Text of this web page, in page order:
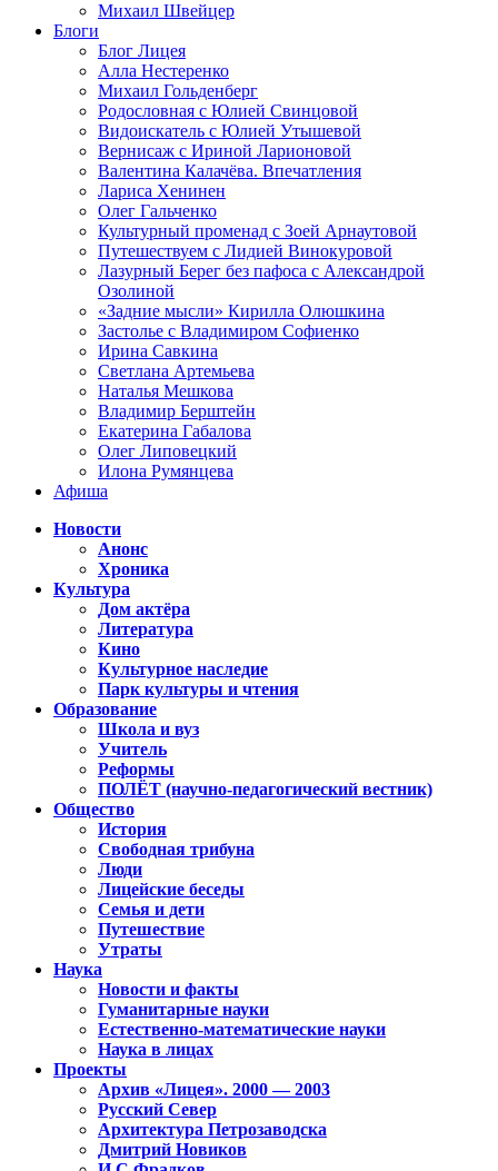
Михаил Швейцер
Блоги
Блог Лицея
Алла Нестеренко
Михаил Гольденберг
Родословная с Юлией Свинцовой
Видоискатель с Юлией Утышевой
Вернисаж с Ириной Ларионовой
Валентина Калачёва. Впечатления
Лариса Хенинен
Олег Гальченко
Культурный променад с Зоей Арнаутовой
Путешествуем с Лидией Винокуровой
Лазурный Берег без пафоса с Александрой
Озолиной
«Задние мысли» Кирилла Олюшкина
Застолье с Владимиром Софиенко
Ирина Савкина
Светлана Артемьева
Наталья Мешкова
Владимир Берштейн
Екатерина Габалова
Олег Липовецкий
Илона Румянцева
Афиша
Новости
Анонс
Хроника
Культура
Дом актёра
Литература
Кино
Культурное наследие
Парк культуры и чтения
Образование
Школа и вуз
Учитель
Реформы
ПОЛЁТ (научно-педагогический вестник)
Общество
История
Свободная трибуна
Люди
Лицейские беседы
Семья и дети
Путешествие
Утраты
Наука
Новости и факты
Гуманитарные науки
Естественно-математические науки
Наука в лицах
Проекты
Архив «Лицея». 2000 — 2003
Русский Север
Архитектура Петрозаводска
Дмитрий Новиков